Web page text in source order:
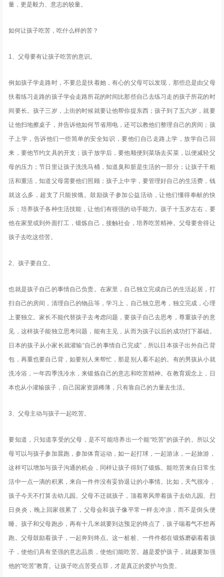
量，更是毅力、意志的较量。
如何让孩子吃苦，吃什么样的苦？
1、父母要有让孩子吃苦的意识。
例如孩子学走路时，不要总是扶着她，有心的父母可以发现，那些总是由父母
扶着练习走路的孩子学会走路所花的时间比那些自己去练习走的孩子所花的时
间要长。孩子三岁，上街的时候就要让他帮你提东西；孩子到了五六岁，就要
让他扫地擦桌子，并告诉他如何节省用电，还可以教他们整理自己的房间；孩
子上学，告诉他们一些简单的安全知识，要他们自己走路上学，放学自己回
来，要他节约文具的开支；孩子放学后，要他顺便到菜场去买菜，以便减轻父
母的压力；节日里让孩子洗洗马桶，知道臭和脏是生活的一部分；让孩子干粗
活和重活，知道父母需要他们照顾；孩子上中学，要管理好自己的生活费，钱
就这么多，超支了只能挨饿。鼓励孩子参加公益活动，让他们懂得奉献的快
乐；培养孩子各种生活技能，让他们有很强的动手能力。孩子十五岁左右，要
他在家里或到外面打工，锻炼自己，接触社会，培养吃苦精神。父母要舍得让
孩子去吃这些苦。
2、孩子要自立。
也就是孩子自己的事情自己负责。在家里，自己独立完成自己的生活起居，打
扫自己的房间，清理自己的物品等，学习上，自己独立思考，独立完成，心理
上要独立。家长不能代替孩子去考虑问题，要孩子自己去思考，尊重孩子的意
见，这样孩子能独立思考问题，能有主见，从而为孩子以后的成功打下基础。
日本的孩子从小家长就灌输“自己的事情自己完成”，所以日本孩子出外自己背
包，再重也要自己背，如要别人来帮忙，那是别人看不起的。有的男孩从小就
洗冷浴，一年四季洗冷水，来锻炼自己的意志和吃苦精神。在教育观念上，日
本也从小灌输孩子，自己国家资源稀薄，只有靠自己的力量去生活。
3、父母主动与孩子一起吃苦。
要知道，只知道享受的父母，是不可能培养出一个能“吃苦”的孩子的。所以父
母可以与孩子参加晨跑，参加体育运动，如一起打球，一起游泳，一起旅游，
这样可以增加与孩子沟通的机会，同样让孩子得到了锻炼。能吃苦来自日常生
活中一点一滴的积累，来自一件件没有妥协退让的小事情。比如，天气很冷，
孩子今天不打算去幼儿园。父母不迁就孩子，顶着寒风带着孩子去幼儿园。烈
日炎炎，晚上回家很累了，父母会和孩子像平常一样去冲凉，而不是倒头便
睡。孩子和父母跑步，再有十几米就要到达预定的终点了，孩子喘着气不想再
跑。父母鼓励着孩子，一起奔到终点。这一桩桩、一件件都在锻炼磨砺着着孩
子，使他们具有坚强的意志品质，使他们能吃苦。越是爱护孩子，就越要加强
他的“吃苦”教育。让孩子吃点苦受点罪，才是真正的爱护与负责。